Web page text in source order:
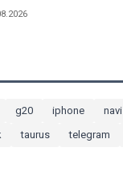
g20 iphone navi
taurus telegram